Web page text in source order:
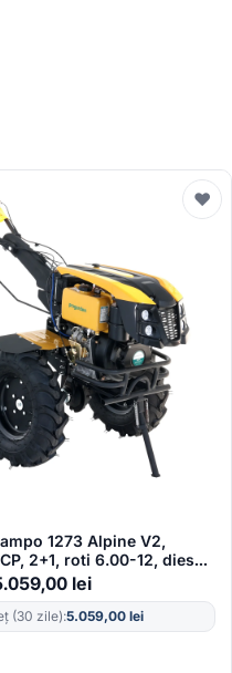
♥
1273 Alpine V2,
2+1, roti 6.00-12, diesel,
2 prize putere
lei
(30 zile):5.059,00 lei